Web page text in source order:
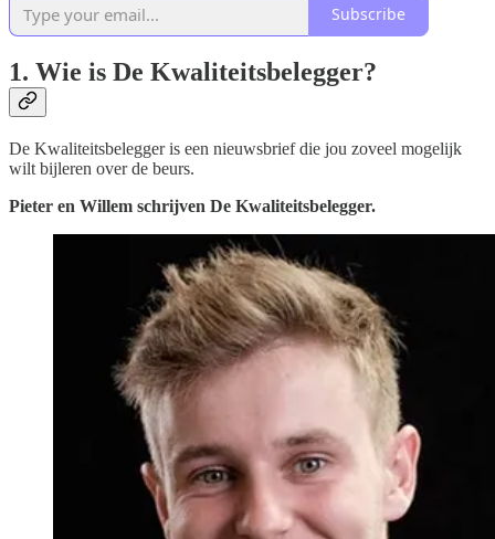
Subscribe
1. Wie is De Kwaliteitsbelegger?
De Kwaliteitsbelegger is een nieuwsbrief die jou zoveel mogelijk
wilt bijleren over de beurs.
Pieter en Willem schrijven De Kwaliteitsbelegger.